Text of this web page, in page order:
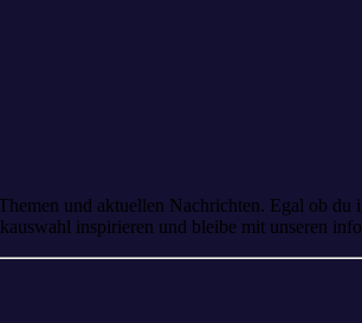
und aktuellen Nachrichten. Egal ob du
inspirieren und bleibe mit unseren